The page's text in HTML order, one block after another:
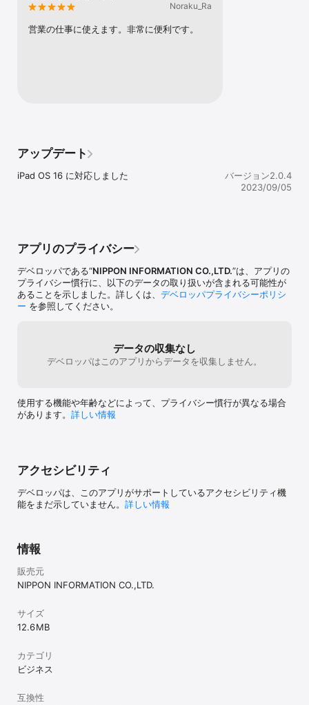
ンコピー／項目参照
が可能です
一元管理が可能です
* 東芝製FlashAirと連携して、高解像度の写真を取り込むことがで
Noraku_Ra
営業の仕事に使えます。非常に便利です。
アップデート
iPad OS 16 に対応しました
バージョン2.0.4
2023/09/05
アプリのプライバシー
デベロッパである“NIPPON INFORMATION CO.,LTD.”は、アプリの
プライバシー慣行に、以下のデータの取り扱いが含まれる可能性が
あることを示しました。詳しくは、 デベロッパプライバシーポリシ
ー を参照してください。
データの収集なし
デベロッパはこのアプリからデータを収集しません。
使用する機能や年齢などによって、プライバシー慣行が異なる場合
があります。 詳しい情報
アクセシビリティ
デベロッパは、このアプリがサポートしているアクセシビリティ機
能をまだ示していません。 詳しい情報
情報
販売元
NIPPON INFORMATION CO.,LTD.
サイズ
12.6 MB
カテゴリ
ビジネス
互換性